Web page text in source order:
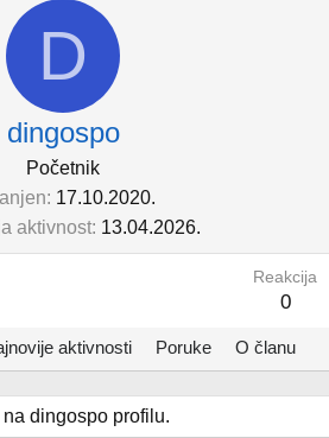
D
dingospo
Početnik
17.10.2020.
aktivnost 13.04.2026.
Reakcija
0
aktivnosti Poruke O članu
dingospo profilu.